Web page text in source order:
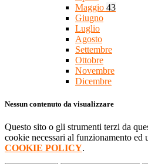
Maggio 43
Giugno
Luglio
Agosto
Settembre
Ottobre
Novembre
Dicembre
Nessun contenuto da visualizzare
Questo sito o gli strumenti terzi da
cookie necessari al funzionamento
COOKIE POLICY.